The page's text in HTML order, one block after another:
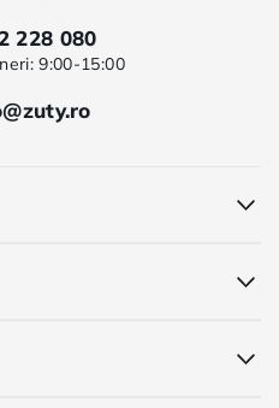
228 080
9:00-15:00